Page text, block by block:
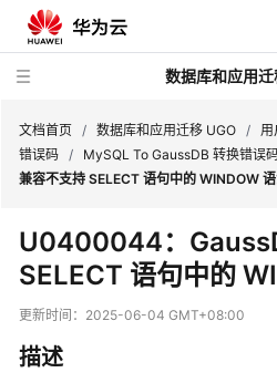
数据库和应用迁
动
态
产
品
介
文档首页 / 数据库和应用迁移 UGO / 用
错误码 / MySQL To GaussDB 转换错误
兼容不支持 SELECT 语句中的 WINDOW
U0400044：
SELECT 语句中的
更新时间： 2025-06-04 GMT+08:00
描述